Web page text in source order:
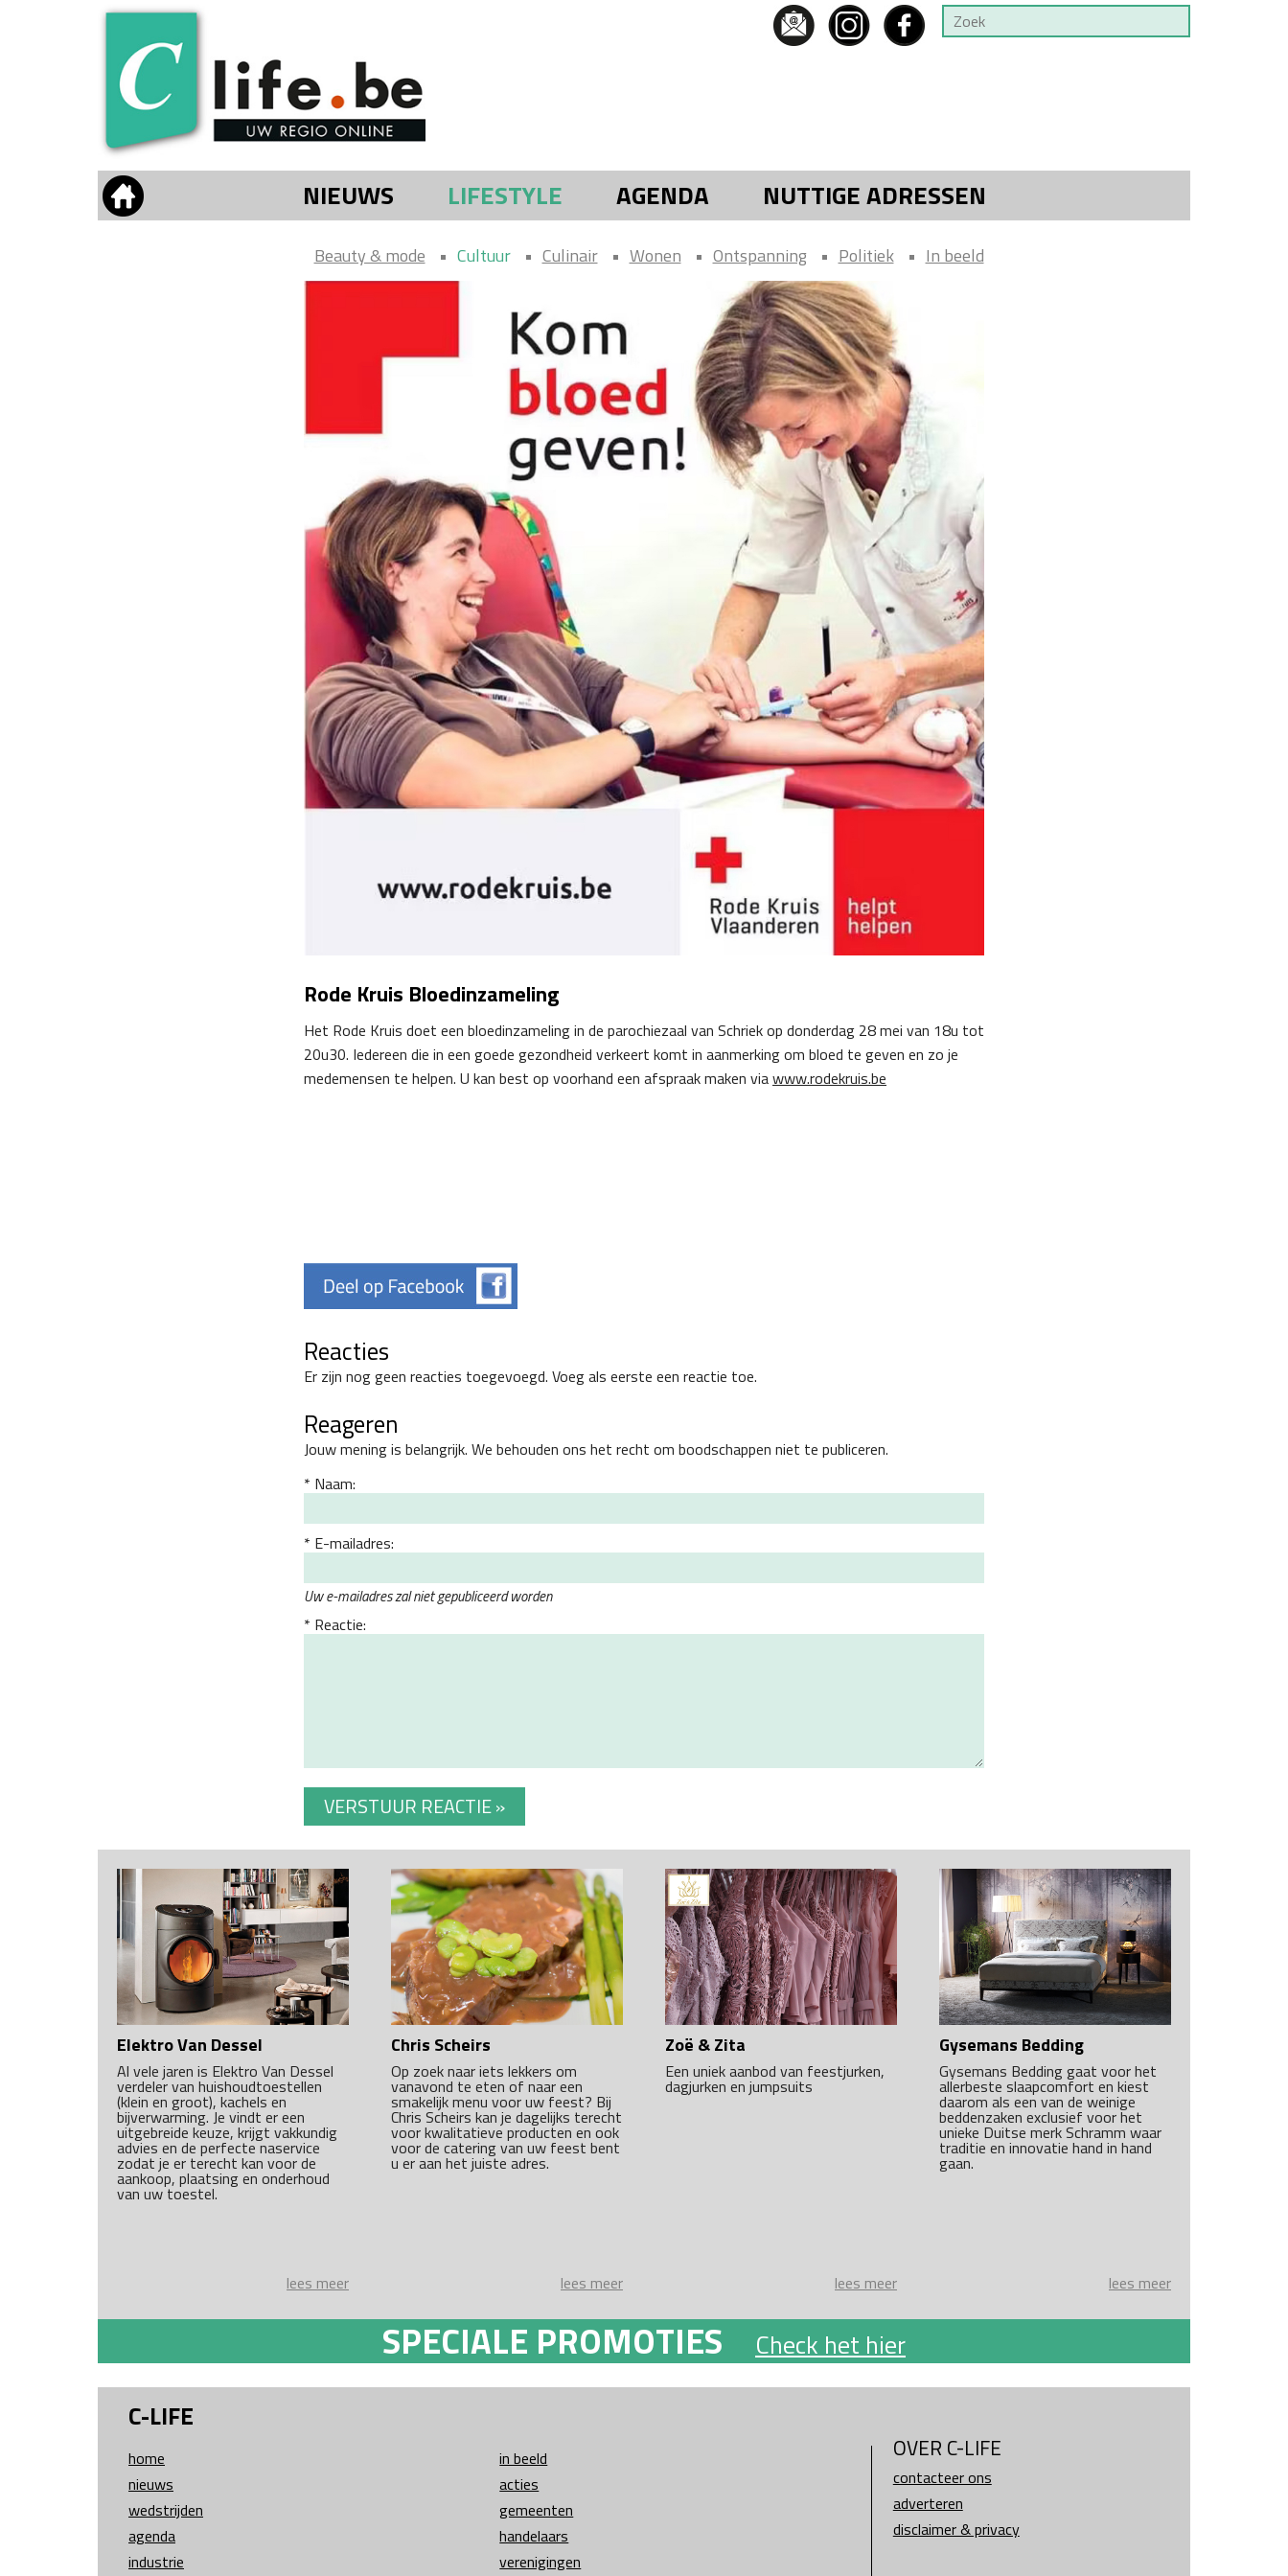
NIEUWS LIFESTYLE AGENDA NUTTIGE ADRESSEN
Beauty & mode Cultuur Culinair Wonen Ontspanning Politiek In beeld
Rode Kruis Bloedinzameling
Het Rode Kruis doet een bloedinzameling in de parochiezaal van Schriek op donderdag 28 mei van 18u tot
20u30. Iedereen die in een goede gezondheid verkeert komt in aanmerking om bloed te geven en zo je
medemensen te helpen. U kan best op voorhand een afspraak maken viawww.rodekruis.be
Reacties
Er zijn nog geen reacties toegevoegd. Voeg als eerste een reactie toe.
Reageren
Jouw mening is belangrijk. We behouden ons het recht om boodschappen niet te publiceren.
Naam:
E-mailadres:
Uw e-mailadres zal niet gepubliceerd worden
Reactie:
Elektro Van Dessel
Al vele jaren is Elektro Van Dessel
verdeler van huishoudtoestellen
(klein en groot), kachels en
bijverwarming. Je vindt er een
uitgebreide keuze, krijgt vakkundig
advies en de perfecte naservice
zodat je er terecht kan voor de
aankoop, plaatsing en onderhoud
van uw toestel.
lees meer
Chris Scheirs
Op zoek naar iets lekkers om
vanavond te eten of naar een
smakelijk menu voor uw feest? Bij
Chris Scheirs kan je dagelijks terecht
voor kwalitatieve producten en ook
voor de catering van uw feest bent
u er aan het juiste adres.
lees meer
Zoë & Zita
Een uniek aanbod van feestjurken,
dagjurken en jumpsuits
lees meer
Gysemans Bedding
Gysemans Bedding gaat voor het
allerbeste slaapcomfort en kiest
daarom als een van de weinige
beddenzaken exclusief voor het
unieke Duitse merk Schramm waar
traditie en innovatie hand in hand
gaan.
lees meer
SPECIALE PROMOTIES Check het hier
C-LIFE
home
in beeld
nieuws
acties
wedstrijden
gemeenten
agenda
handelaars
industrie
verenigingen
OVER C-LIFE
contacteer ons
adverteren
disclaimer & privacy